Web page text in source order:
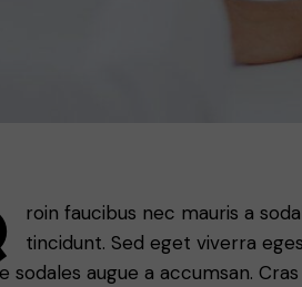
roin faucibus nec mauris a
tincidunt. Sed eget viverra
sodales augue a accumsan.